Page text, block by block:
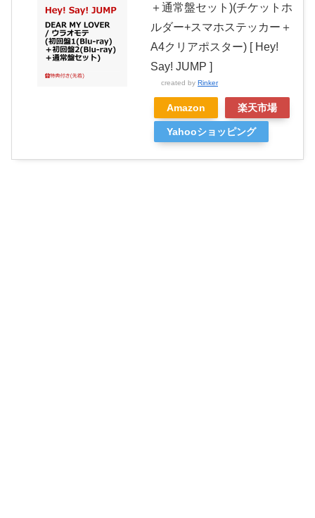
＋通常盤セット)(チケットホ
ルダー+スマホステッカー＋
A4クリアポスター) [ Hey!
Say! JUMP ]
created by Rinker
Amazon 楽天市場
Yahooショッピング